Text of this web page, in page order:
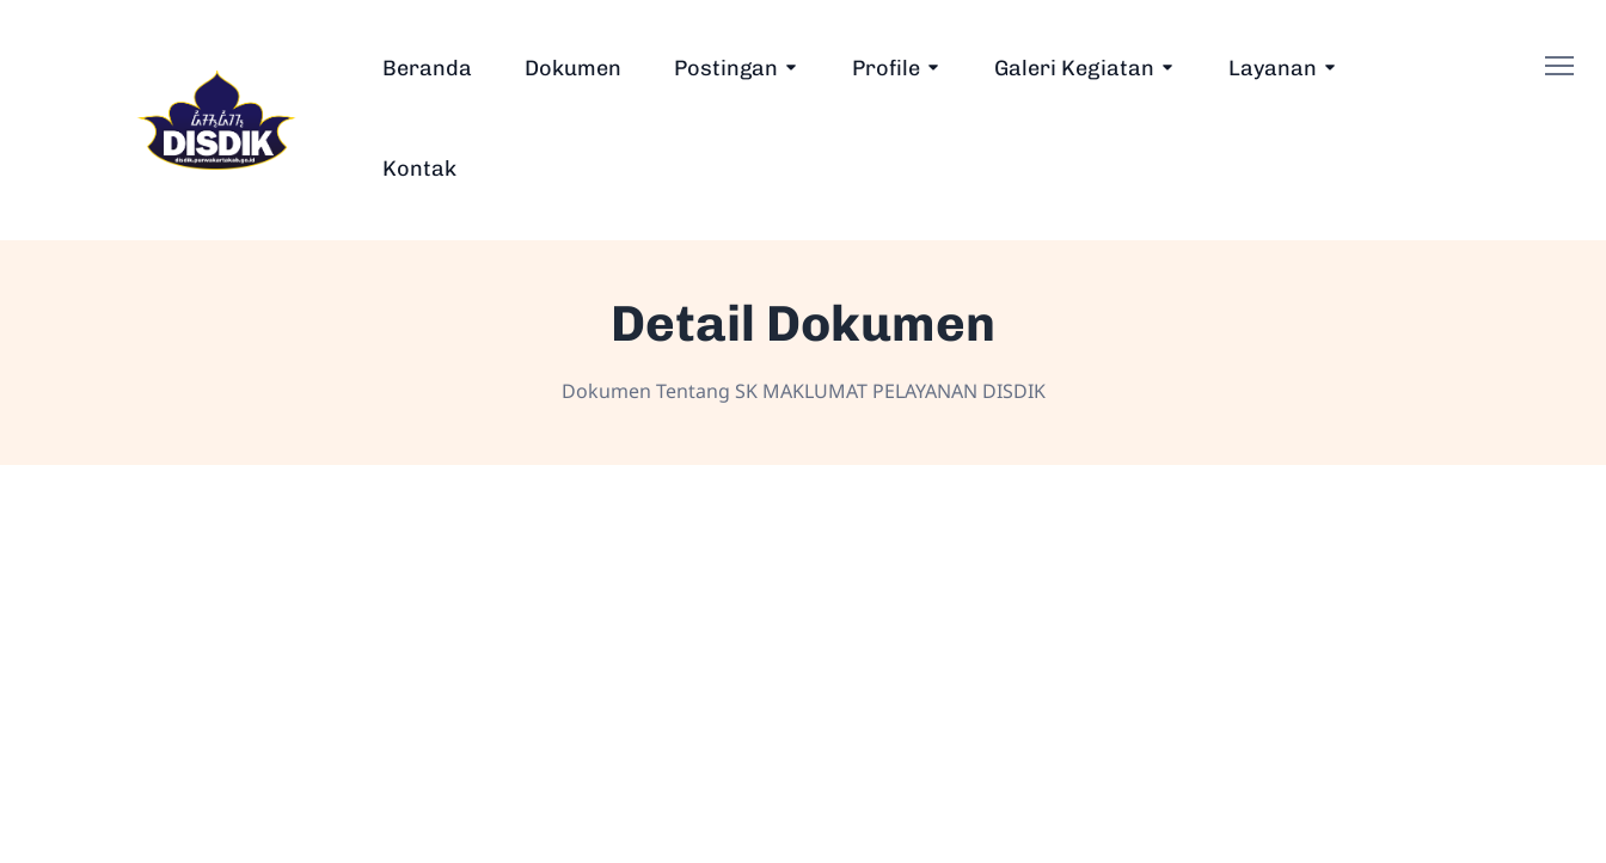
Beranda Dokumen Postingan Profile Galeri Kegiatan Layanan
Kontak
Detail Dokumen
Dokumen Tentang SK MAKLUMAT PELAYANAN DISDIK